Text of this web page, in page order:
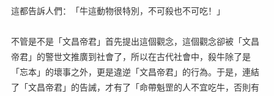
這都告訴人們：「牛這動物很特別，不可殺也不可吃！」
不管是不是「文昌帝君」首先提出這個觀念，這個觀念卻被「文昌
帝君」的警世文推廣到社會了，所以在古代社會中，殺牛除了是
「忘本」的壞事之外，更是違逆「文昌帝君」的行為。于是，連結
了「文昌帝君」的告誡，才有了「命帶魁罡的人不宜吃牛，否則有